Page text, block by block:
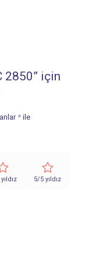
2850” için
* ile
5/5 yıldız